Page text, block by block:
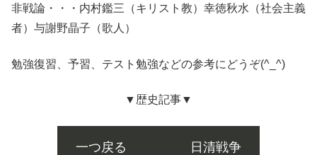
非戦論・・・内村鑑三（キリスト教）幸徳秋水（社会主義
者）与謝野晶子（歌人）
勉強復習、予習、テスト勉強などの参考にどうぞ(^_^)
▼歴史記事▼
一つ戻る 日清戦争